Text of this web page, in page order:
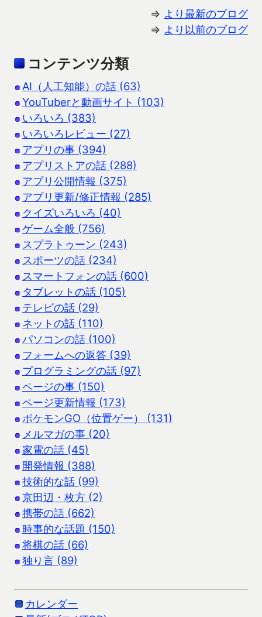
⇒ より最新のブログ
⇒ より以前のブログ
コンテンツ分類
AI（人工知能）の話 (63)
YouTuberと動画サイト (103)
いろいろ (383)
いろいろレビュー (27)
アプリの事 (394)
アプリストアの話 (288)
アプリ公開情報 (375)
アプリ更新/修正情報 (285)
クイズいろいろ (40)
ゲーム全般 (756)
スプラトゥーン (243)
スポーツの話 (234)
スマートフォンの話 (600)
タブレットの話 (105)
テレビの話 (29)
ネットの話 (110)
パソコンの話 (100)
フォームへの返答 (39)
プログラミングの話 (97)
ページの事 (150)
ページ更新情報 (173)
ポケモンGO（位置ゲー） (131)
メルマガの事 (20)
家電の話 (45)
開発情報 (388)
技術的な話 (99)
京田辺・枚方 (2)
携帯の話 (662)
時事的な話題 (150)
将棋の話 (66)
独り言 (89)
カレンダー